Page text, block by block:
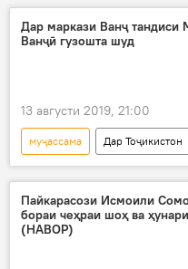
Дар Тоҷикистон
Дар маркази Ванҷ тандиси
Ванҷӣ гузошта шуд
13 августи 2019, 21:00
муҷассама Дар Тоҷикистон
Ҳамаи хабарҳо
Пайкарасози Исмоили
бораи чеҳраи шоҳ ва
(НАВОР)